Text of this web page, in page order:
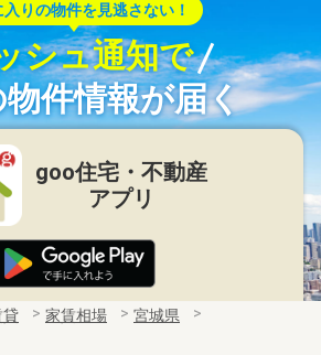
入りの物件を見逃さない！
シュ通知で
件情報が届く
goo住宅・不動産
アプリ
貸 家賃相場
宮城県